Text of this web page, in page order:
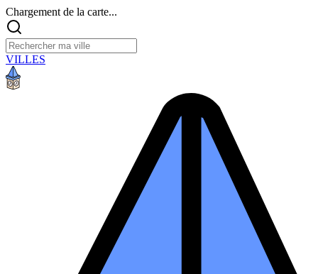
Chargement de la carte...
VILLES